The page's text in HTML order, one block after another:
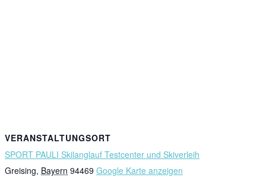
VERANSTALTUNGSORT
SPORT PAULI Skilanglauf Testcenter und Skiverleih
Greising, Bayern 94469 Google Karte anzeigen